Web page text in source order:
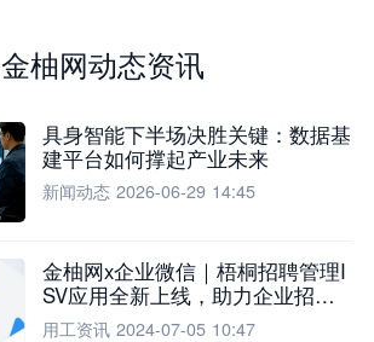
金柚网动态资讯
具身智能下半场决胜关键：数据基
建平台如何撑起产业未来
新闻动态 2026-06-29 14:45
金柚网x企业微信｜梧桐招聘管理I
SV应用全新上线，助力企业招聘
流程全面升级
用工资讯 2024-07-05 10:47